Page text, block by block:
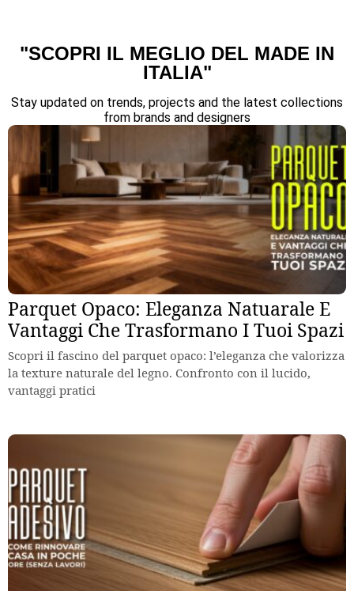
"SCOPRI IL MEGLIO DEL MADE IN
ITALIA"
Stay updated on trends, projects and the latest collections
from brands and designers
Parquet Opaco: Eleganza Natuarale E
Vantaggi Che Trasformano I Tuoi Spazi
Scopri il fascino del parquet opaco: l’eleganza che valorizza
la texture naturale del legno. Confronto con il lucido,
vantaggi pratici